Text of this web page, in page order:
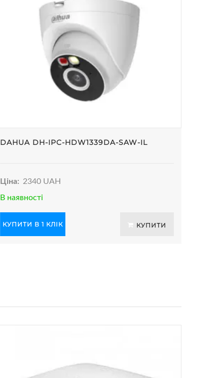
DAHUA DH-IPC-HDW1339DA-SAW-IL
Ціна: 2340 UAH
В наявності
КУПИТИ В 1 КЛІК КУПИТИ